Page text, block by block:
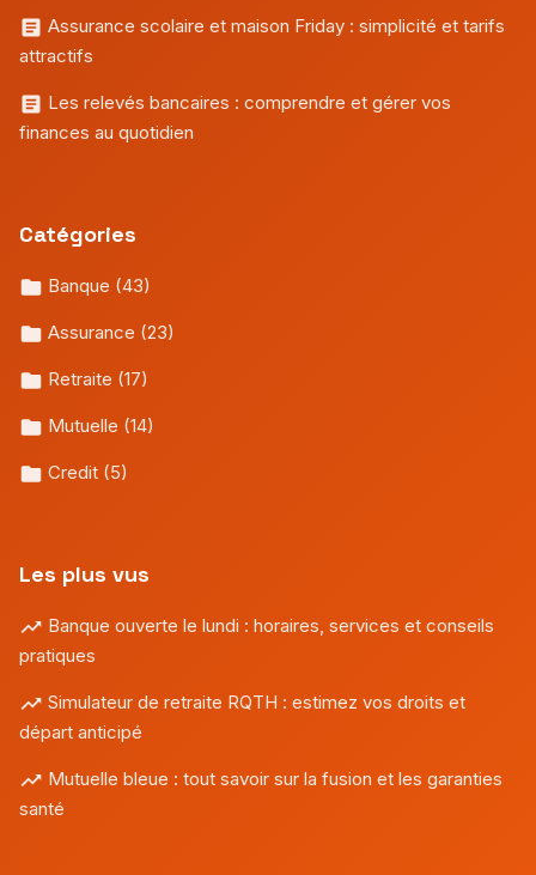
Assurance scolaire et maison Friday : simplicité et tarifs
attractifs
Les relevés bancaires : comprendre et gérer vos
finances au quotidien
Catégories
Banque (43)
Assurance (23)
Retraite (17)
Mutuelle (14)
Credit (5)
Les plus vus
Banque ouverte le lundi : horaires, services et conseils
pratiques
Simulateur de retraite RQTH : estimez vos droits et
départ anticipé
Mutuelle bleue : tout savoir sur la fusion et les garanties
santé